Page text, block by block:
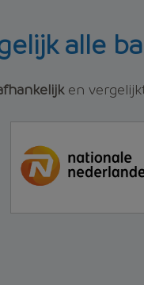
alle
en